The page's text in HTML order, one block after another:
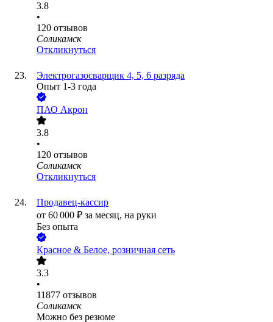
3.8
•
120 отзывов
Соликамск
Откликнуться
Электрогазосварщик 4, 5, 6 разряда
Опыт 1-3 года
ПАО Акрон
3.8
•
120 отзывов
Соликамск
Откликнуться
Продавец-кассир
от 60 000 ₽ за месяц, на руки
Без опыта
Красное & Белое, розничная сеть
3.3
•
11877 отзывов
Соликамск
Можно без резюме